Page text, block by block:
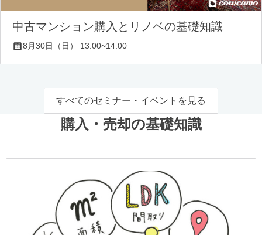
中古マンション購入とリノベの基礎知識
8月30日（日） 13:00~14:00
すべてのセミナー・イベントを見る
購入・売却の基礎知識